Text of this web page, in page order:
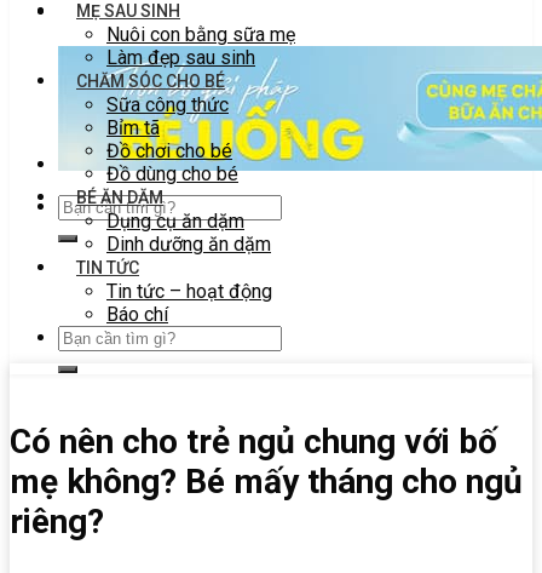
MẸ SAU SINH
Nuôi con bằng sữa mẹ
Làm đẹp sau sinh
CHĂM SÓC CHO BÉ
Sữa công thức
Bỉm tã
Đồ chơi cho bé
Đồ dùng cho bé
BÉ ĂN DẶM
Dụng cụ ăn dặm
Dinh dưỡng ăn dặm
TIN TỨC
Tin tức – hoạt động
Báo chí
Có nên cho trẻ ngủ chung với bố
mẹ không? Bé mấy tháng cho ngủ
riêng?